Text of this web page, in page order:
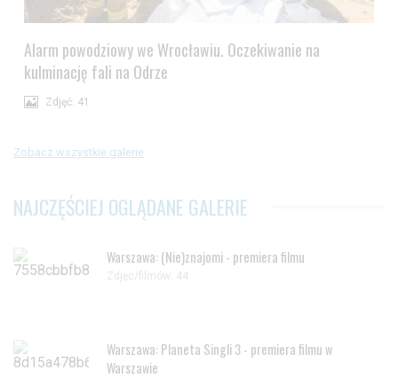
Alarm powodziowy we Wrocławiu. Oczekiwanie na
kulminację fali na Odrze
Zdjęć: 41
Zobacz wszystkie galerie
NAJCZĘŚCIEJ OGLĄDANE GALERIE
Warszawa: (Nie)znajomi - premiera filmu
Zdjęc/filmów: 44
Warszawa: Planeta Singli 3 - premiera filmu w
Warszawie